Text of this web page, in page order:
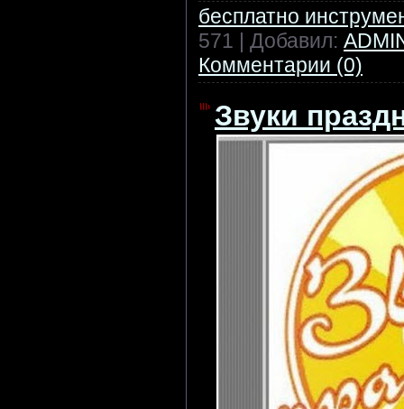
бесплатно
571 | Добавил:
Комментарии (0)
Звуки